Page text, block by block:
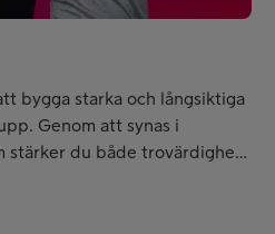
bygga starka och långsiktiga
Genom att synas i
stärker du både trovärdighet